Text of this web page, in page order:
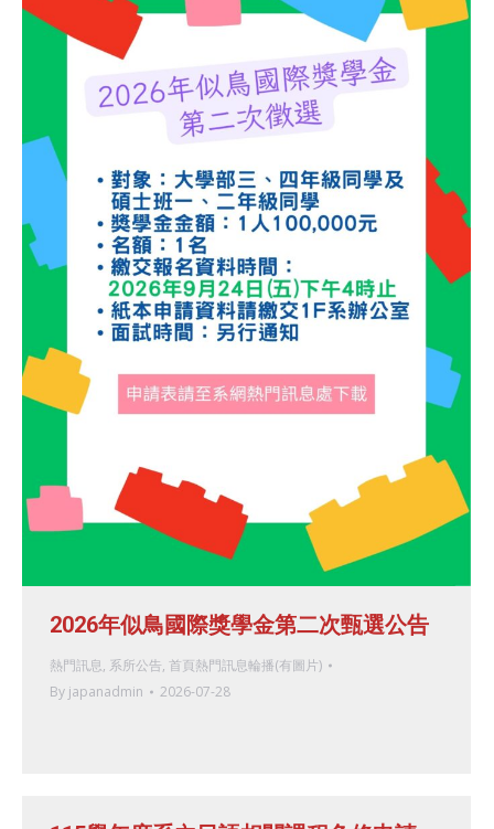
2026年似鳥國際獎學金第二次甄選公告
熱門訊息, 系所公告, 首頁熱門訊息輪播(有圖片)
By japanadmin 2026-07-28